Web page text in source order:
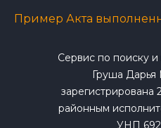
Пример Акта
Сервис по поиску
Груша Дарья
зарегистрирована
районным
УНП